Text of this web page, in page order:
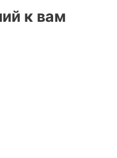
к вам